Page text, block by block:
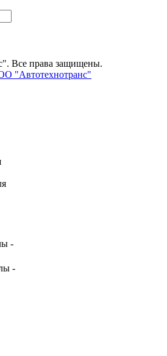
Все права защищены.
"Автотехнотранс"
-
-